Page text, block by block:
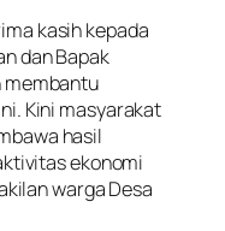
kasih kepada
dan Bapak
membantu
Kini masyarakat
hasil
ekonomi
warga Desa